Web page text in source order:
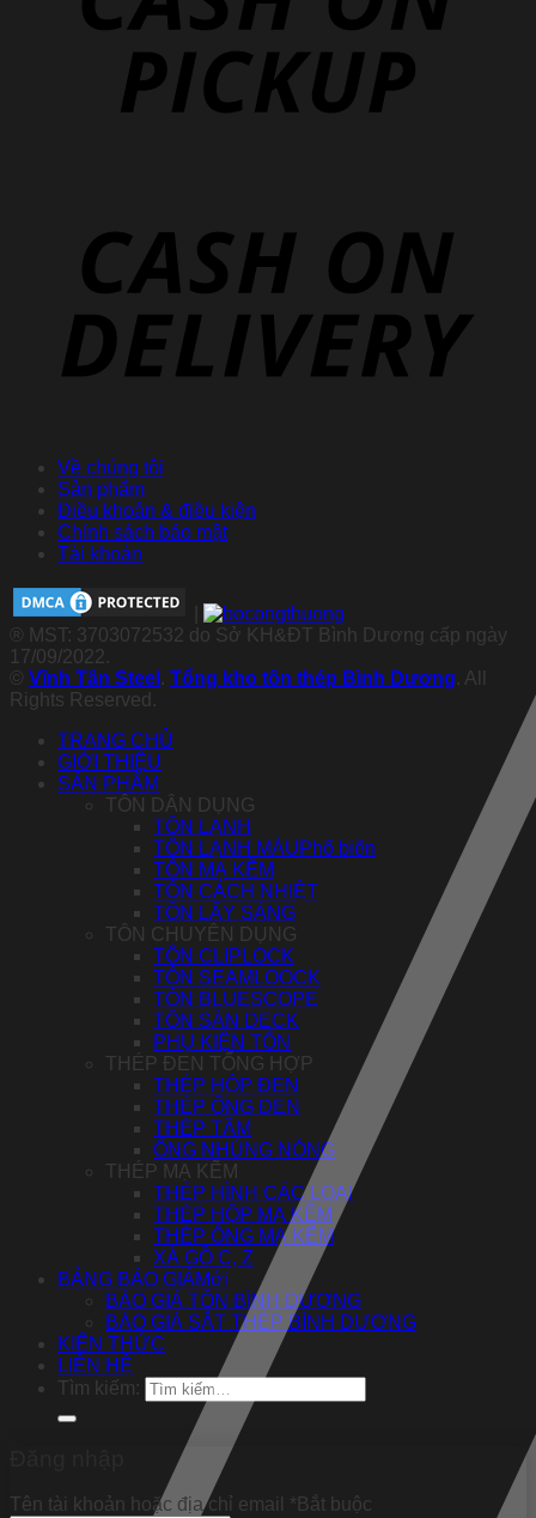
Về chúng tôi
Sản phẩm
Điều khoản & điều kiện
Chính sách bảo mật
Tài khoản
® MST: 3703072532 do Sở KH&ĐT Bình Dương cấp ngày
17/09/2022.
© Vĩnh Tân Steel . Tổng kho tôn thép Bình Dương. All
Rights Reserved.
TRANG CHỦ
GIỚI THIỆU
SẢN PHẨM
TÔN DÂN DỤNG
TÔN LẠNH
TÔN LẠNH MÀU
TÔN MẠ KẼM
TÔN CÁCH NHIỆT
TÔN LẤY SÁNG
TÔN CHUYÊN DỤNG
TÔN CLIPLOCK
TÔN SEAMLOOCK
TÔN BLUESCOPE
TÔN SÀN DECK
PHỤ KIỆN TÔN
THÉP ĐEN TỔNG HỢP
THÉP HỘP ĐEN
THÉP ỐNG ĐEN
THÉP TẤM
ỐNG NHÚNG NÓNG
THÉP MẠ KẼM
THÉP HÌNH CÁC LOẠI
THÉP HỘP MẠ KẼM
THÉP ỐNG MẠ KẼM
XÀ GỒ C, Z
BẢNG BÁO GIÁ
BÁO GIÁ TÔN BÌNH DƯƠNG
BÁO GIÁ SẮT THÉP BÌNH DƯƠNG
KIẾN THỨC
LIÊN HỆ
Tìm kiếm:
Tên tài khoản hoặc địa chỉ email * Bắt buộc